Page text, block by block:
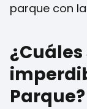
parque con
Parque?